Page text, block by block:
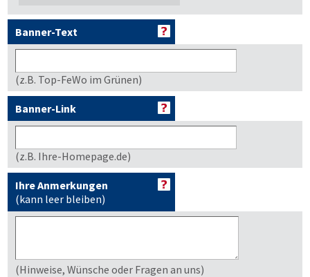
Banner-Text
(z.B. Top-FeWo im Grünen)
Banner-Link
(z.B. Ihre-Homepage.de)
Ihre Anmerkungen
(kann leer bleiben)
(Hinweise, Wünsche oder Fragen an uns)